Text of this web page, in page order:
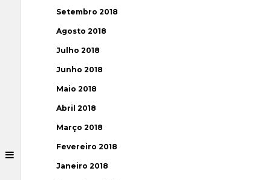
Setembro 2018
Agosto 2018
Julho 2018
Junho 2018
Maio 2018
Abril 2018
Março 2018
Fevereiro 2018
Janeiro 2018